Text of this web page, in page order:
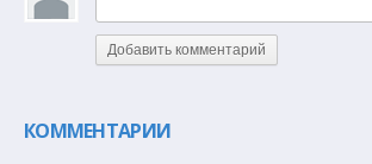
Добавить комментарий
КОММЕНТАРИИ